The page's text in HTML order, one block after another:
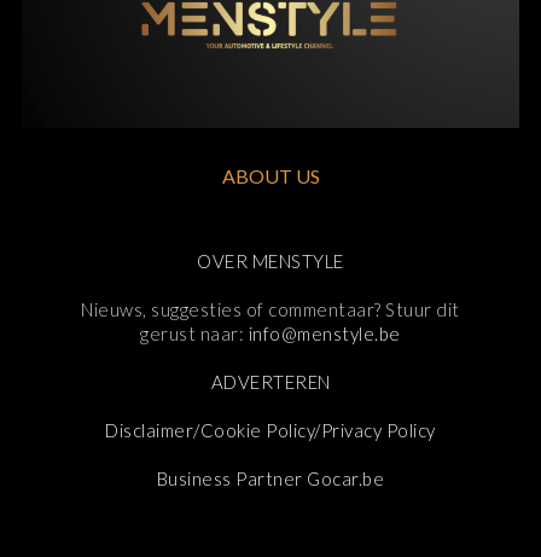
ABOUT US
OVER MENSTYLE
Nieuws, suggesties of commentaar? Stuur dit
gerust naar: info@menstyle.be
ADVERTEREN
Disclaimer/Cookie Policy/Privacy Policy
Business Partner Gocar.be